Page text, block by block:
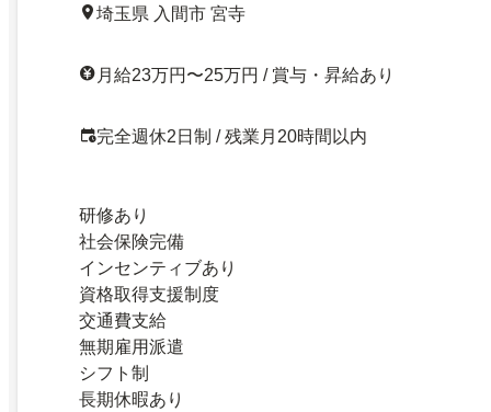
埼玉県 入間市 宮寺
月給23万円〜25万円 / 賞与・昇給あり
完全週休2日制 / 残業月20時間以内
研修あり
社会保険完備
インセンティブあり
資格取得支援制度
交通費支給
無期雇用派遣
シフト制
長期休暇あり